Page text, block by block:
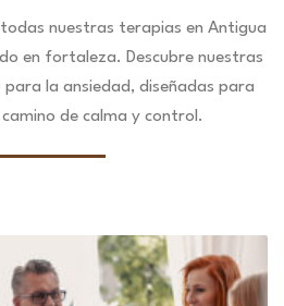
todas nuestras terapias en Antigua
en fortaleza. Descubre nuestras
la ansiedad, diseñadas para
de calma y control.